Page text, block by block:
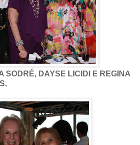
SODRÉ, DAYSE LICIDI E REGINA